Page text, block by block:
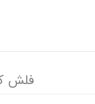
فلش